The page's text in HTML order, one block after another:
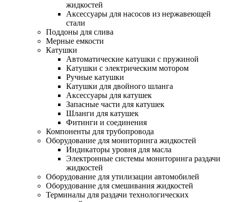
жидкостей
Аксессуары для насосов из нержавеющей
стали
Поддоны для слива
Мерные емкости
Катушки
Автоматические катушки с пружиной
Катушки с электрическим мотором
Ручные катушки
Катушки для двойного шланга
Аксессуары для катушек
Запасные части для катушек
Шланги для катушек
Фитинги и соединения
Компоненты для трубопровода
Оборудование для мониторинга жидкостей
Индикаторы уровня для масла
Электронные системы мониторинга раздачи
жидкостей
Оборудование для утилизации автомобилей
Оборудование для смешивания жидкостей
Терминалы для раздачи технологических